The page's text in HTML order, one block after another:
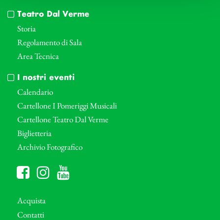
Teatro Dal Verme
Storia
Regolamento di Sala
Area Tecnica
I nostri eventi
Calendario
Cartellone I Pomeriggi Musicali
Cartellone Teatro Dal Verme
Biglietteria
Archivio Fotografico
Acquista
Contatti